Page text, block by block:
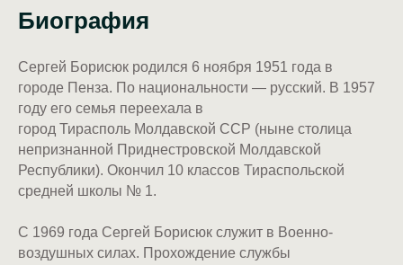
Биография
Сергей Борисюк родился 6 ноября 1951 года в
городе Пенза. По национальности — русский. В 1957
году его семья переехала в
город Тирасполь Молдавской ССР (ныне столица
непризнанной Приднестровской Молдавской
Республики). Окончил 10 классов Тираспольской
средней школы № 1.
С 1969 года Сергей Борисюк служит в Военно-
воздушных силах. Прохождение службы